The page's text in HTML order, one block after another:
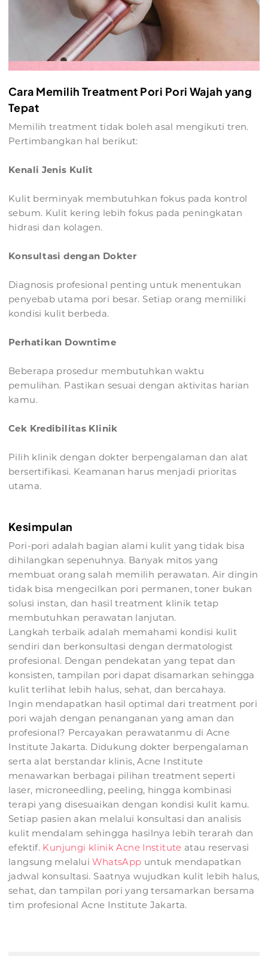
Cara Memilih Treatment Pori Pori Wajah yang
Tepat
Memilih treatment tidak boleh asal mengikuti tren.
Pertimbangkan hal berikut:
Kenali Jenis Kulit
Kulit berminyak membutuhkan fokus pada kontrol
sebum. Kulit kering lebih fokus pada peningkatan
hidrasi dan kolagen.
Konsultasi dengan Dokter
Diagnosis profesional penting untuk menentukan
penyebab utama pori besar. Setiap orang memiliki
kondisi kulit berbeda.
Perhatikan Downtime
Beberapa prosedur membutuhkan waktu
pemulihan. Pastikan sesuai dengan aktivitas harian
kamu.
Cek Kredibilitas Klinik
Pilih klinik dengan dokter berpengalaman dan alat
bersertifikasi. Keamanan harus menjadi prioritas
utama.
Kesimpulan
Pori-pori adalah bagian alami kulit yang tidak bisa
dihilangkan sepenuhnya. Banyak mitos yang
membuat orang salah memilih perawatan. Air dingin
tidak bisa mengecilkan pori permanen, toner bukan
solusi instan, dan hasil treatment klinik tetap
membutuhkan perawatan lanjutan.
Langkah terbaik adalah memahami kondisi kulit
sendiri dan berkonsultasi dengan dermatologist
profesional. Dengan pendekatan yang tepat dan
konsisten, tampilan pori dapat disamarkan sehingga
kulit terlihat lebih halus, sehat, dan bercahaya.
Ingin mendapatkan hasil optimal dari treatment pori
pori wajah dengan penanganan yang aman dan
profesional? Percayakan perawatanmu di Acne
Institute Jakarta. Didukung dokter berpengalaman
serta alat berstandar klinis, Acne Institute
menawarkan berbagai pilihan treatment seperti
laser, microneedling, peeling, hingga kombinasi
terapi yang disesuaikan dengan kondisi kulit kamu.
Setiap pasien akan melalui konsultasi dan analisis
kulit mendalam sehingga hasilnya lebih terarah dan
efektif. Kunjungi klinik Acne Institute atau reservasi
langsung melaluiWhatsApp untuk mendapatkan
jadwal konsultasi. Saatnya wujudkan kulit lebih halus,
sehat, dan tampilan pori yang tersamarkan bersama
tim profesional Acne Institute Jakarta.